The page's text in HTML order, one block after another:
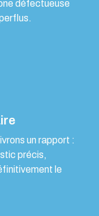
défectueuse
un rapport :
précis,
le